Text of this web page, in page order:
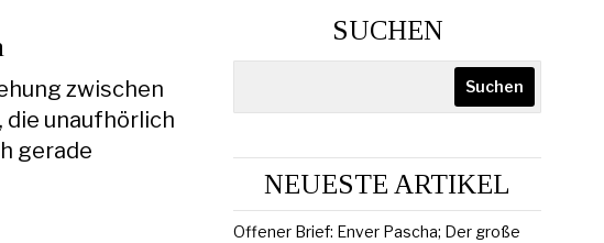
zwischen
die unaufhörlich
gerade
SUCHEN
Suchen
NEUESTE ARTIKEL
Offener Brief: Enver Pascha; Der große